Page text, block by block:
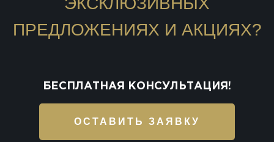
ПРЕДЛОЖЕНИЯХ И АКЦИЯХ?
БЕСПЛАТНАЯ КОНСУЛЬТАЦИЯ!
ОСТАВИТЬ ЗАЯВКУ